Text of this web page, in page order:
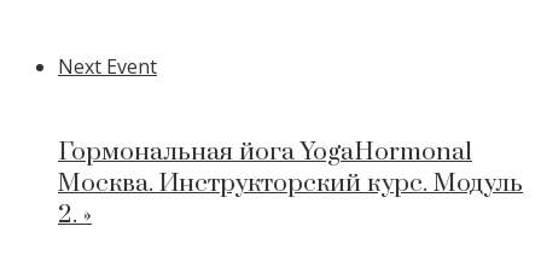
Next Event
Гормональная йога YogaHormonal
Москва. Инструкторский курс. Модуль
2. »